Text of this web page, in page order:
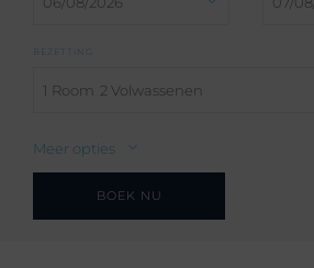
BEZETTING
1 Room 2 Volwassenen
Meer opties
BOEK NU